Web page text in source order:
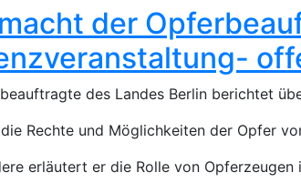
der
des Landes Berlin berichtet
Rechte und Möglichkeiten der Opfer
erläutert er die Rolle von Opferzeugen